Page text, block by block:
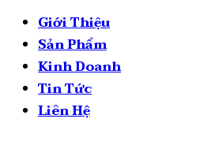
Giới Thiệu
Sản Phẩm
Kinh Doanh
Tin Tức
Liên Hệ